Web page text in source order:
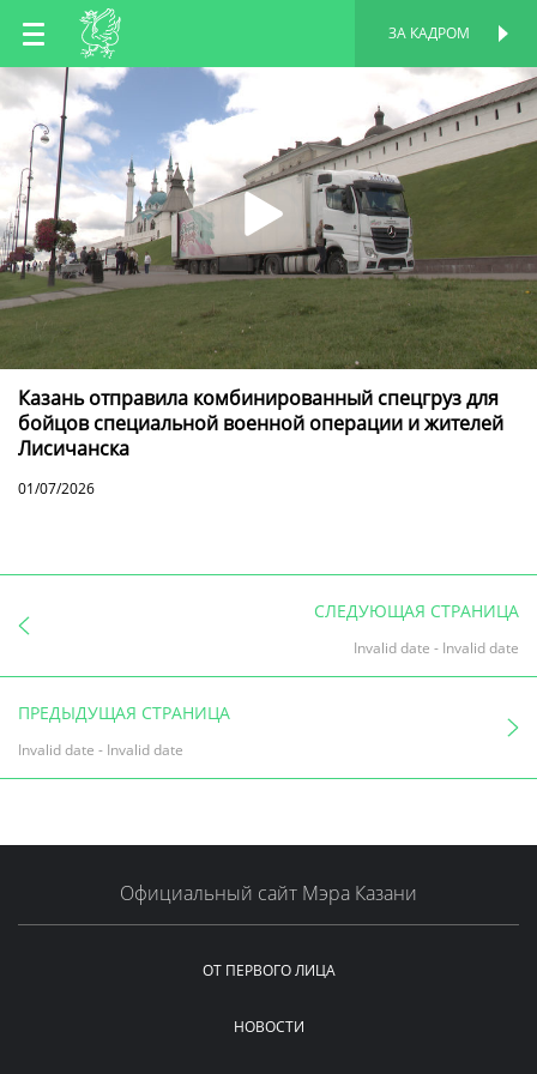
RU
TT
ЗА КАДРОМ
Казань отправила комбинированный спецгруз для
бойцов специальной военной операции и жителей
Лисичанска
01/07/2026
СЛЕДУЮЩАЯ СТРАНИЦА
Invalid date - Invalid date
ПРЕДЫДУЩАЯ СТРАНИЦА
Invalid date - Invalid date
Официальный сайт Мэра Казани
ОТ ПЕРВОГО ЛИЦА
НОВОСТИ
ПЕРСОНАЛЬНАЯ
СТРАНИЦА